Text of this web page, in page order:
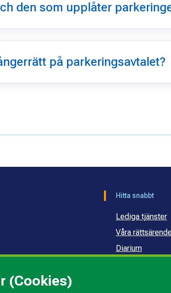
(Cookies)
den som upplåter
på parkeringsavtalet?
Hitta snabbt
Lediga tjänster
Våra
Diarium